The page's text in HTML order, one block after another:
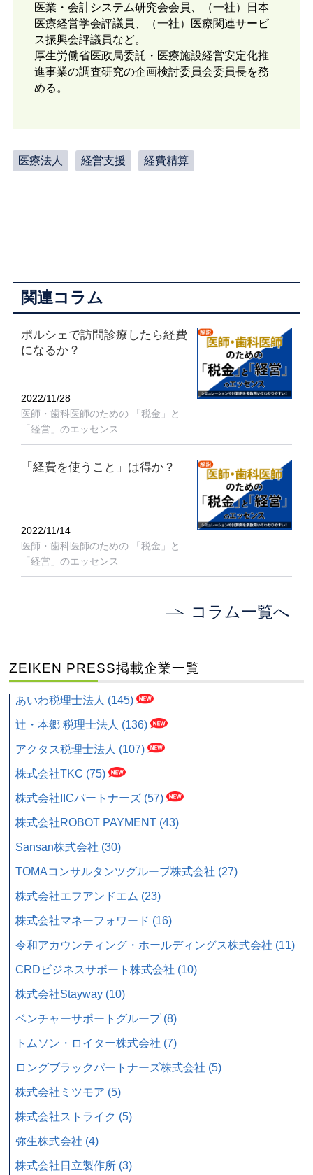
医業・会計システム研究会会員、（一社）日本
医療経営学会評議員、（一社）医療関連サービ
ス振興会評議員など。
厚生労働省医政局委託・医療施設経営安定化推
進事業の調査研究の企画検討委員会委員長を務
める。
医療法人 経営支援 経費精算
関連コラム
ポルシェで訪問診療したら経費
になるか？
2022/11/28
医師・歯科医師のための 「税金」と
「経営」のエッセンス
「経費を使うこと」は得か？
2022/11/14
医師・歯科医師のための 「税金」と
「経営」のエッセンス
コラム一覧へ
ZEIKEN PRESS掲載企業一覧
あいわ税理士法人 (145)
辻・本郷 税理士法人 (136)
アクタス税理士法人 (107)
株式会社TKC (75)
株式会社IICパートナーズ (57)
株式会社ROBOT PAYMENT (43)
Sansan株式会社 (30)
TOMAコンサルタンツグループ株式会社 (27)
株式会社エフアンドエム (23)
株式会社マネーフォワード (16)
令和アカウンティング・ホールディングス株式会社 (11)
CRDビジネスサポート株式会社 (10)
株式会社Stayway (10)
ベンチャーサポートグループ (8)
トムソン・ロイター株式会社 (7)
ロングブラックパートナーズ株式会社 (5)
株式会社ミツモア (5)
株式会社ストライク (5)
弥生株式会社 (4)
株式会社日立製作所 (3)